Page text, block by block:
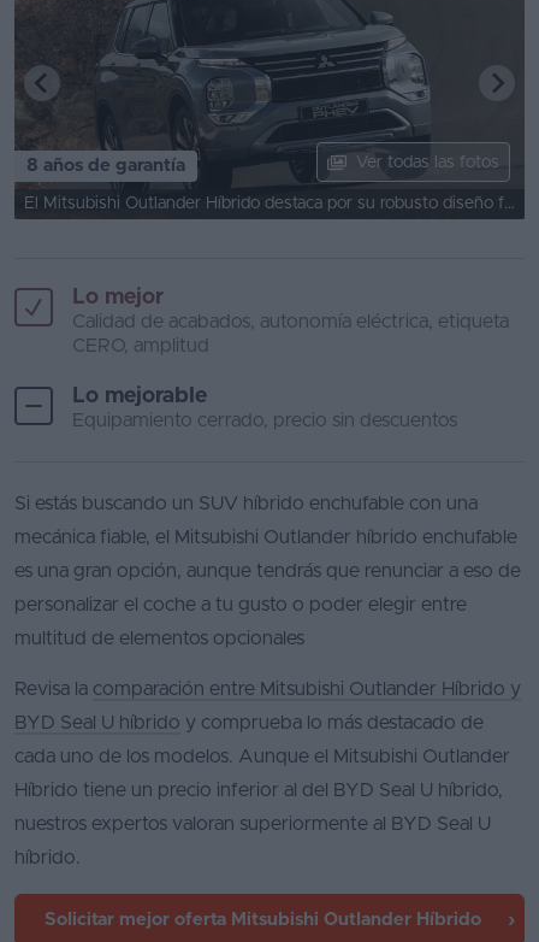
8 años de garantía Ver todas las fotos
El Mitsubishi Outlander Híbrido destaca por su robusto diseño frontal y líneas fluidas.
Lo mejor
Calidad de acabados, autonomía eléctrica, etiqueta
CERO, amplitud
Lo mejorable
Equipamiento cerrado, precio sin descuentos
Si estás buscando un SUV híbrido enchufable con una
mecánica fiable, el Mitsubishi Outlander híbrido enchufable
es una gran opción, aunque tendrás que renunciar a eso de
personalizar el coche a tu gusto o poder elegir entre
multitud de elementos opcionales
Revisa la comparación entre Mitsubishi Outlander Híbrido y
BYD Seal U híbrido y comprueba lo más destacado de
cada uno de los modelos. Aunque el Mitsubishi Outlander
Híbrido tiene un precio inferior al del BYD Seal U híbrido,
nuestros expertos valoran superiormente al BYD Seal U
híbrido.
Solicitar mejor oferta Mitsubishi Outlander Híbrido